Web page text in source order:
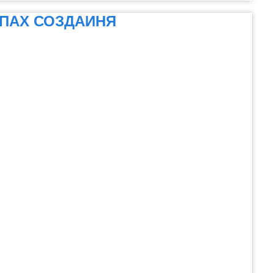
СОЗДАИНЯ